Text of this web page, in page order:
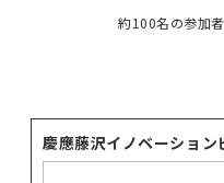
約100名の参加
慶應藤沢イノベーション